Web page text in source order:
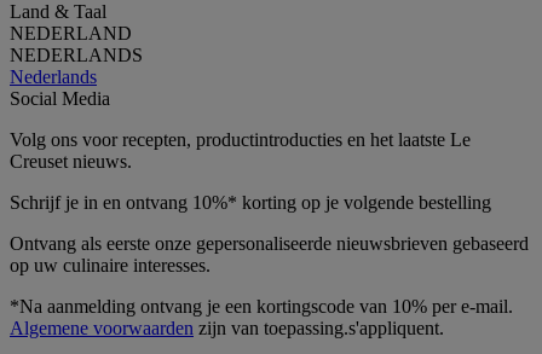
Land & Taal
NEDERLAND
NEDERLANDS
Nederlands
Social Media
Volg ons voor recepten, productintroducties en het laatste Le
Creuset nieuws.
Schrijf je in en ontvang 10%* korting op je volgende bestelling
Ontvang als eerste onze gepersonaliseerde nieuwsbrieven gebaseerd
op uw culinaire interesses.
*Na aanmelding ontvang je een kortingscode van 10% per e-mail.
Algemene voorwaarden zijn van toepassing.s'appliquent.